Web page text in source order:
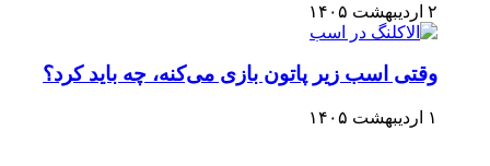
۲ اردیبهشت ۱۴۰۵
وقتی اسب زیر پاتون بازی می‌کنه، چه باید کرد؟
۱ اردیبهشت ۱۴۰۵